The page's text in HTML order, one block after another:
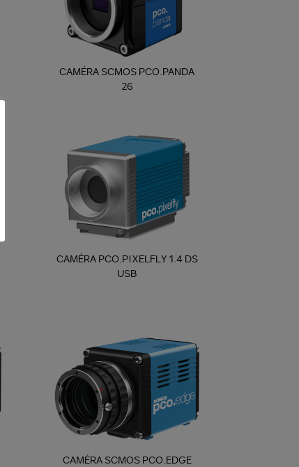
CAMÉRA SCMOS PCO.PANDA
26
CAMÉRA PCO.PIXELFLY 1.4 DS
USB
CAMÉRA SCMOS PCO.EDGE